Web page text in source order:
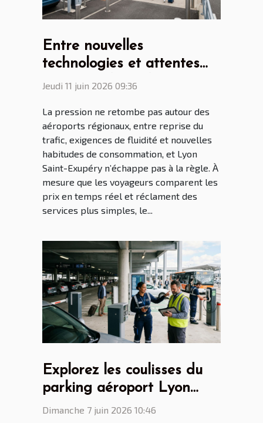
Entre nouvelles
technologies et attentes
voyageur, le parking
l’heure des mutations
Jeudi 11 juin 2026 09:36
La pression ne retombe pas autour des
aéroports régionaux, entre reprise du
trafic, exigences de fluidité et nouvelles
habitudes de consommation, et Lyon
Saint-Exupéry n’échappe pas à la règle. À
mesure que les voyageurs comparent les
prix en temps réel et réclament des
services plus simples, le...
Explorez les coulisses du
parking aéroport Lyon
Saint Ex entre innovations
Dimanche 7 juin 2026 10:46